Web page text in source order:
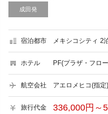
成田発
宿泊都市 メキシコシティ 2
ホテル PF(プラザ・フロ
航空会社 アエロメヒコ(指定)
旅行代金 336,000円～